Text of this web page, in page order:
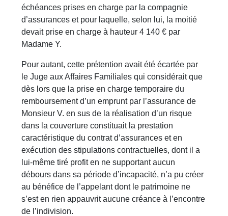
échéances prises en charge par la compagnie
d’assurances et pour laquelle, selon lui, la moitié
devait prise en charge à hauteur 4 140 € par
Madame Y.
Pour autant, cette prétention avait été écartée par
le Juge aux Affaires Familiales qui considérait que
dès lors que la prise en charge temporaire du
remboursement d’un emprunt par l’assurance de
Monsieur V. en sus de la réalisation d’un risque
dans la couverture constituait la prestation
caractéristique du contrat d’assurances et en
exécution des stipulations contractuelles, dont il a
lui-même tiré profit en ne supportant aucun
débours dans sa période d’incapacité, n’a pu créer
au bénéfice de l’appelant dont le patrimoine ne
s’est en rien appauvrit aucune créance à l’encontre
de l’indivision.